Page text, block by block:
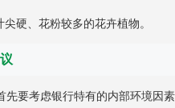
硬、花粉较多的花卉植物。
先要考虑银行特有的内部环境因